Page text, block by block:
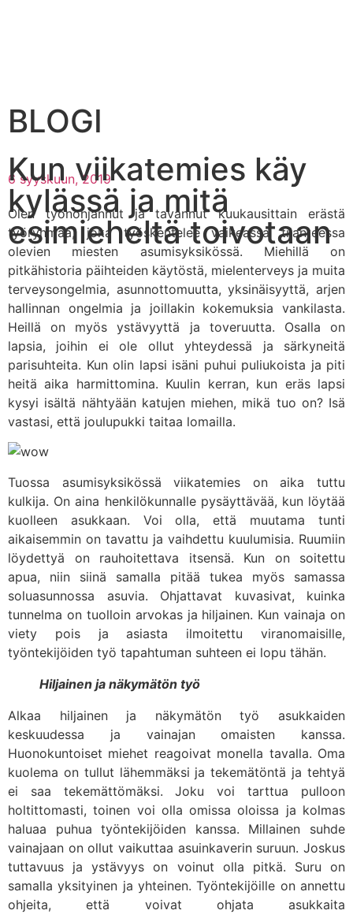
BLOGI
Kun viikatemies käy
kylässä ja mitä
esimieheltä toivotaan
6 syyskuun, 2019
Olen työnohjannut ja tavannut kuukausittain erästä
työryhmää, joka työskentelee vaikeassa tilanteessa
olevien miesten asumisyksikössä. Miehillä on
pitkähistoria päihteiden käytöstä, mielenterveys ja muita
terveysongelmia, asunnottomuutta, yksinäisyyttä, arjen
hallinnan ongelmia ja joillakin kokemuksia vankilasta.
Heillä on myös ystävyyttä ja toveruutta. Osalla on
lapsia, joihin ei ole ollut yhteydessä ja särkyneitä
parisuhteita. Kun olin lapsi isäni puhui puliukoista ja piti
heitä aika harmittomina. Kuulin kerran, kun eräs lapsi
kysyi isältä nähtyään katujen miehen, mikä tuo on? Isä
vastasi, että joulupukki taitaa lomailla.
Tuossa asumisyksikössä viikatemies on aika tuttu
kulkija. On aina henkilökunnalle pysäyttävää, kun löytää
kuolleen asukkaan. Voi olla, että muutama tunti
aikaisemmin on tavattu ja vaihdettu kuulumisia. Ruumiin
löydettyä on rauhoitettava itsensä. Kun on soitettu
apua, niin siinä samalla pitää tukea myös samassa
soluasunnossa asuvia. Ohjattavat kuvasivat, kuinka
tunnelma on tuolloin arvokas ja hiljainen. Kun vainaja on
viety pois ja asiasta ilmoitettu viranomaisille,
työntekijöiden työ tapahtuman suhteen ei lopu tähän.
Hiljainen ja näkymätön työ
Alkaa hiljainen ja näkymätön työ asukkaiden
keskuudessa ja vainajan omaisten kanssa.
Huonokuntoiset miehet reagoivat monella tavalla. Oma
kuolema on tullut lähemmäksi ja tekemätöntä ja tehtyä
ei saa tekemättömäksi. Joku voi tarttua pulloon
holtittomasti, toinen voi olla omissa oloissa ja kolmas
haluaa puhua työntekijöiden kanssa. Millainen suhde
vainajaan on ollut vaikuttaa asuinkaverin suruun. Joskus
tuttavuus ja ystävyys on voinut olla pitkä. Suru on
samalla yksityinen ja yhteinen. Työntekijöille on annettu
ohjeita, että voivat ohjata asukkaita